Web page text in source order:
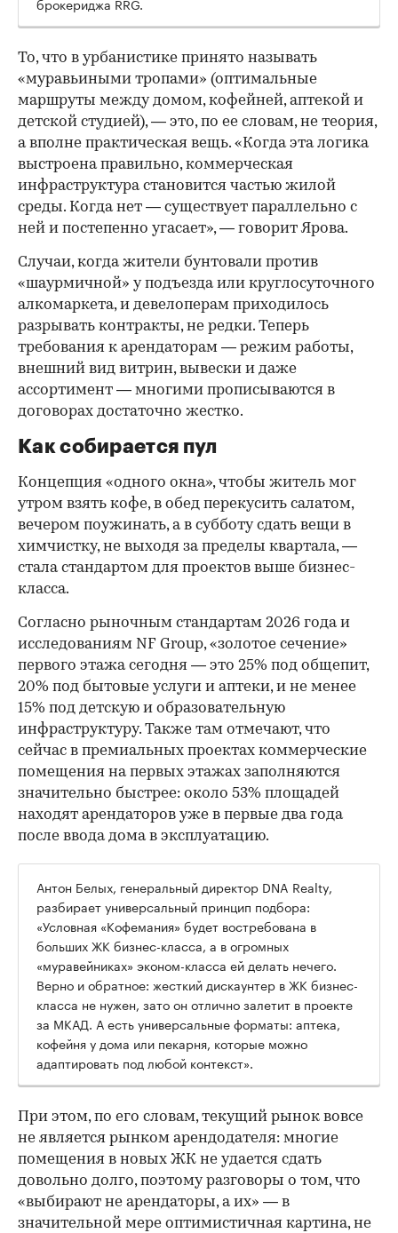
00:00
То, что в урбанистике принято называть
«муравьиными тропами» (оптимальные
маршруты между домом, кофейней, аптекой и
детской студией), — это, по ее словам, не теория,
а вполне практическая вещь. «Когда эта логика
выстроена правильно, коммерческая
инфраструктура становится частью жилой
среды. Когда нет — существует параллельно с
ней и постепенно угасает», — говорит Ярова.
Случаи, когда жители бунтовали против
«шаурмичной» у подъезда или круглосуточного
алкомаркета, и девелоперам приходилось
разрывать контракты, не редки. Теперь
требования к арендаторам — режим работы,
внешний вид витрин, вывески и даже
ассортимент — многими прописываются в
договорах достаточно жестко.
Как собирается пул
Концепция «одного окна», чтобы житель мог
утром взять кофе, в обед перекусить салатом,
вечером поужинать, а в субботу сдать вещи в
химчистку, не выходя за пределы квартала, —
стала стандартом для проектов выше бизнес-
класса.
Согласно рыночным стандартам 2026 года и
исследованиям NF Group, «золотое сечение»
первого этажа сегодня — это 25% под общепит,
20% под бытовые услуги и аптеки, и не менее
15% под детскую и образовательную
инфраструктуру. Также там отмечают, что
сейчас в премиальных проектах коммерческие
помещения на первых этажах заполняются
значительно быстрее: около 53% площадей
находят арендаторов уже в первые два года
после ввода дома в эксплуатацию.
Антон Белых, генеральный директор DNA Realty,
разбирает универсальный принцип подбора:
«Условная «Кофемания» будет востребована в
больших ЖК бизнес-класса, а в огромных
«муравейниках» эконом-класса ей делать нечего.
Верно и обратное: жесткий дискаунтер в ЖК бизнес-
класса не нужен, зато он отлично залетит в проекте
за МКАД. А есть универсальные форматы: аптека,
кофейня у дома или пекарня, которые можно
адаптировать под любой контекст».
При этом, по его словам, текущий рынок вовсе
не является рынком арендодателя: многие
помещения в новых ЖК не удается сдать
довольно долго, поэтому разговоры о том, что
«выбирают не арендаторы, а их» — в
значительной мере оптимистичная картина, не